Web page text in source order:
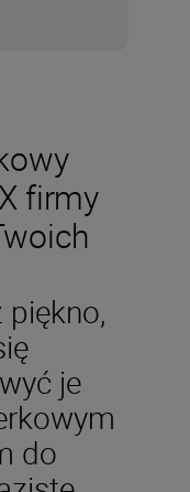
firmy
je
do